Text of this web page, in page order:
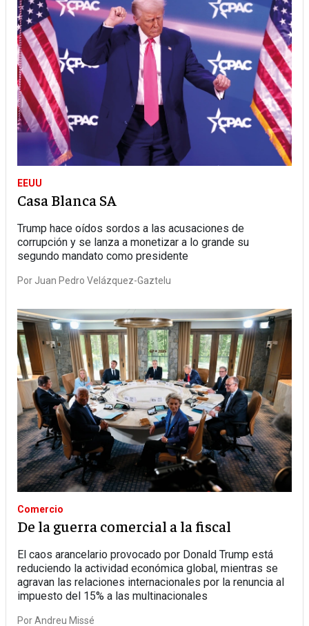
EEUU
Casa Blanca SA
Trump hace oídos sordos a las acusaciones de
corrupción y se lanza a monetizar a lo grande su
segundo mandato como presidente
Por Juan Pedro Velázquez-Gaztelu
Comercio
De la guerra comercial a la fiscal
El caos arancelario provocado por Donald Trump está
reduciendo la actividad económica global, mientras se
agravan las relaciones internacionales por la renuncia al
impuesto del 15% a las multinacionales
PorAndreu Missé